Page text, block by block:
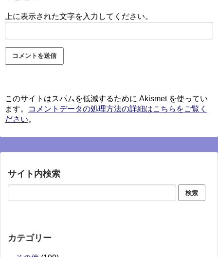
上に表示された文字を入力してください。
このサイトはスパムを低減するために Akismet を使ってい
ます。
コメントデータの処理方法の詳細はこちらをご覧く
ださい。
サイト内検索
カテゴリー